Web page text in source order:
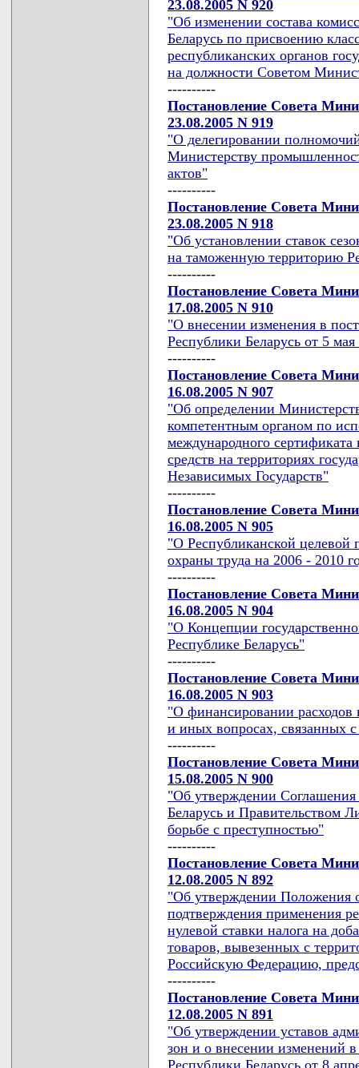
23.08.2005 N 920
"Об изменении состава
Беларусь по присвоению
республиканских органов
на должности Советом
----------
Постановление Совета
23.08.2005 N 919
"О делегировании
Министерству
актов"
----------
Постановление Совета
23.08.2005 N 918
"Об установлении ставок
на таможенную территорию
----------
Постановление Совета
17.08.2005 N 910
"О внесении изменения в
Республики Беларусь от 5
----------
Постановление Совета
16.08.2005 N 907
"Об определении
компетентным органом по
международного
средств на территориях
Независимых Государств"
----------
Постановление Совета
16.08.2005 N 905
"О Республиканской
охраны труда на 2006 - 2010
----------
Постановление Совета
16.08.2005 N 904
"О Концепции
Республике Беларусь"
----------
Постановление Совета
16.08.2005 N 903
"О финансировании расходов
и иных вопросах, связанных
----------
Постановление Совета
15.08.2005 N 900
"Об утверждении
Беларусь и Правительством
борьбе с преступностью"
----------
Постановление Совета
12.08.2005 N 892
"Об утверждении Положения
подтверждения применения
нулевой ставки налога на
товаров, вывезенных с
Российскую Федерацию,
----------
Постановление Совета
12.08.2005 N 891
"Об утверждении уставов
зон и о внесении изменений
Республики Беларусь от 8